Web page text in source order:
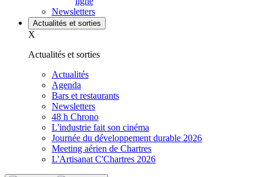
Newsletters
Actualités et sorties
X
Actualités et sorties
Actualités
Agenda
Bars et restaurants
Newsletters
48 h Chrono
L'industrie fait son cinéma
Journée du développement durable 2026
Meeting aérien de Chartres
L'Artisanat C'Chartres 2026